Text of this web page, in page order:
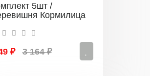
5шт /
Кормилица
₽ 3 164 ₽